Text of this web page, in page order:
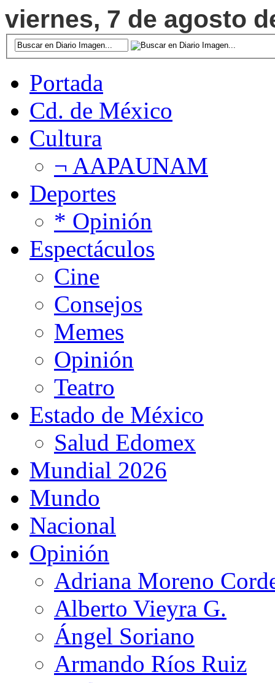
viernes, 7 de agosto
Portada
Cd. de México
Cultura
¬ AAPAUNAM
Deportes
* Opinión
Espectáculos
Cine
Consejos
Memes
Opinión
Teatro
Estado de México
Salud Edomex
Mundial 2026
Mundo
Nacional
Opinión
Adriana Moreno
Alberto Vieyra G.
Ángel Soriano
Armando Ríos Ruiz